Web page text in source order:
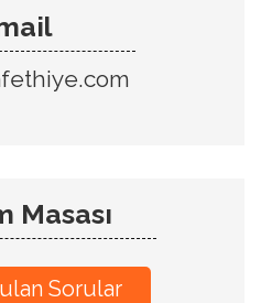
Masası
Sorular